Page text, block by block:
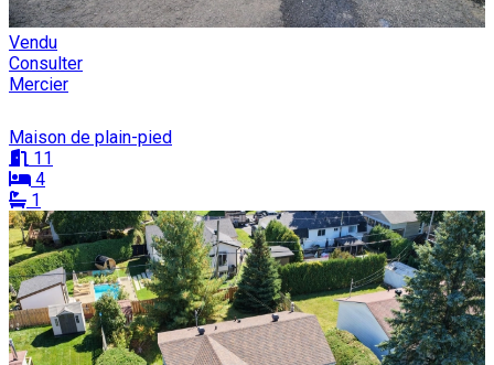
Vendu
Consulter
Mercier
Maison de plain-pied
11
4
1